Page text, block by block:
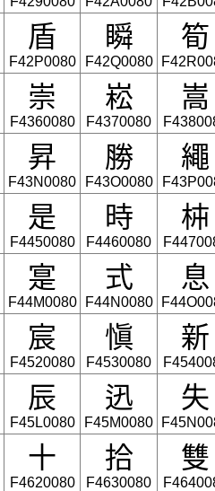
盾
F42P0080
瞬
F42Q0080
筍
崇
F4360080
崧
F4370080
嵩
昇
F43N0080
勝
F43O0080
繩
是
F4450080
時
F4460080
枾
寔
F44M0080
式
F44N0080
息
宸
F4520080
愼
F4530080
新
辰
F45L0080
迅
F45M0080
失
十
F4620080
拾
F4630080
雙